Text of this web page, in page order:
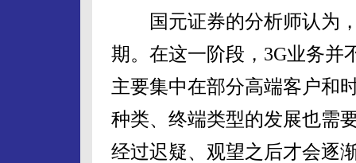
国元证券的分析师认为，
期。在这一阶段，3G业务并
主要集中在部分高端客户和
种类、终端类型的发展也需
经过迟疑、观望之后才会逐